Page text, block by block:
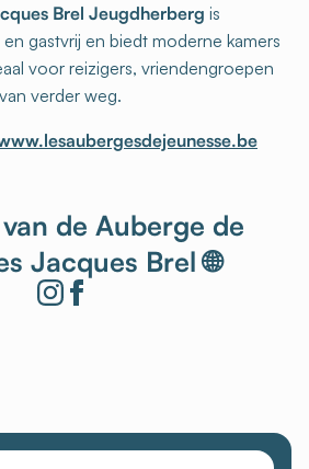
Brel Jeugdherberg is
gastvrij en biedt moderne kamers
voor reizigers, vriendengroepen
verder weg.
de Auberge de
Jacques Brel 🌐